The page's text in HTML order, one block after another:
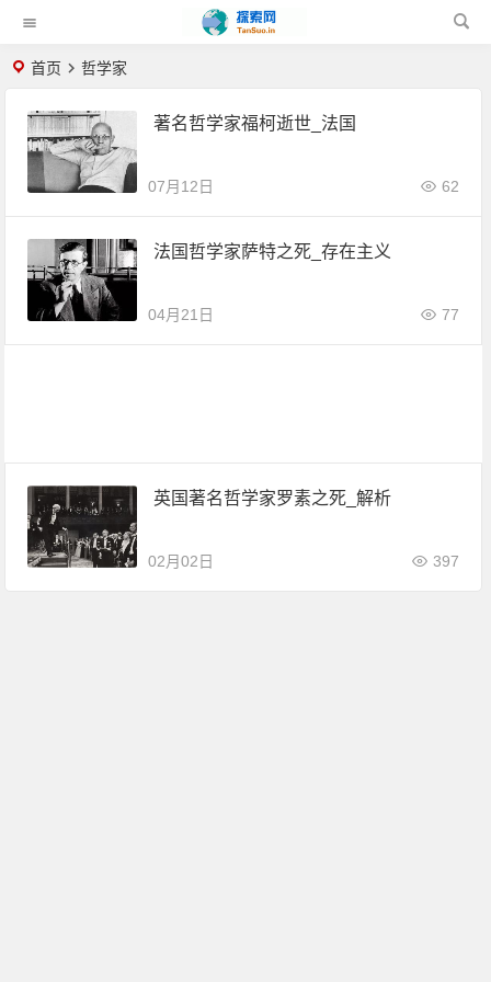
首页 哲学家
著名哲学家福柯逝世_法国
07月12日 62
法国哲学家萨特之死_存在主义
04月21日 77
英国著名哲学家罗素之死_解析
02月02日 397